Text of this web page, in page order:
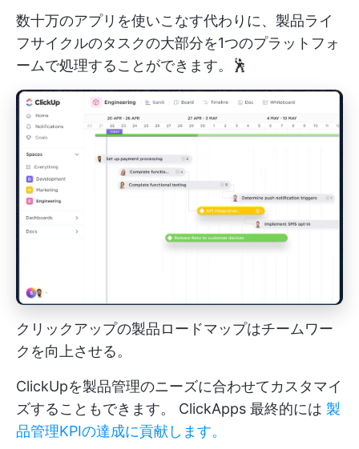
数十万のアプリを使いこなす代わりに、製品ライ
フサイクルのタスクの大部分を1つのプラットフォ
ームで処理することができます。🕺
クリックアップの製品ロードマップはチームワー
クを向上させる。
ClickUpを製品管理のニーズに合わせてカスタマイ
ズすることもできます。 ClickApps 最終的には 製
品管理KPIの達成に貢献します。